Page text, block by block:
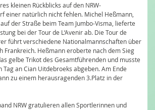
kleinen Rückblicks auf den NRW-
einer natürlich nicht fehlen. Michel Heßmann,
der Straße beim Team Jumbo-Visma, lieferte
bei der Tour de L‘Avenir ab. Die Tour de
führt verschiedene Nationalmannschaften über
Frankreich. Heßmann eroberte nach dem Sieg
gelbe Trikot des Gesamtführenden und musste
an Cian Uitdebroeks abgeben. Am Ende
zu einem herausragenden 3.Platz in der
NRW gratulieren allen Sportlerinnen und